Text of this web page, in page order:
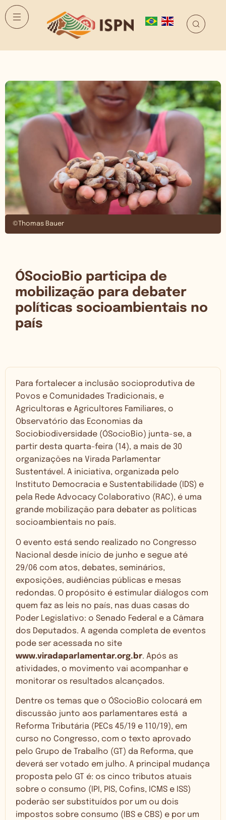
©Thomas Bauer
ÓSocioBio participa de
mobilização para debater
políticas socioambientais no
país
Para fortalecer a inclusão socioprodutiva de
Povos e Comunidades Tradicionais, e
Agricultoras e Agricultores Familiares, o
Observatório das Economias da
Sociobiodiversidade (ÓSocioBio) junta-se, a
partir desta quarta-feira (14), a mais de 30
organizações na Virada Parlamentar
Sustentável. A iniciativa, organizada pelo
Instituto Democracia e Sustentabilidade (IDS) e
pela Rede Advocacy Colaborativo (RAC), é uma
grande mobilização para debater as políticas
socioambientais no país.
O evento está sendo realizado no Congresso
Nacional desde início de junho e segue até
29/06 com atos, debates, seminários,
exposições, audiências públicas e mesas
redondas. O propósito é estimular diálogos com
quem faz as leis no país, nas duas casas do
Poder Legislativo: o Senado Federal e a Câmara
dos Deputados. A agenda completa de eventos
pode ser acessada no site
www.viradaparlamentar.org.br. Após as
atividades, o movimento vai acompanhar e
monitorar os resultados alcançados.
Dentre os temas que o ÓSocioBio colocará em
discussão junto aos parlamentares está a
Reforma Tributária (PECs 45/19 e 110/19), em
curso no Congresso, com o texto aprovado
pelo Grupo de Trabalho (GT) da Reforma, que
deverá ser votado em julho. A principal mudança
proposta pelo GT é: os cinco tributos atuais
sobre o consumo (IPI, PIS, Cofins, ICMS e ISS)
poderão ser substituídos por um ou dois
impostos sobre consumo (IBS e CBS) e por um